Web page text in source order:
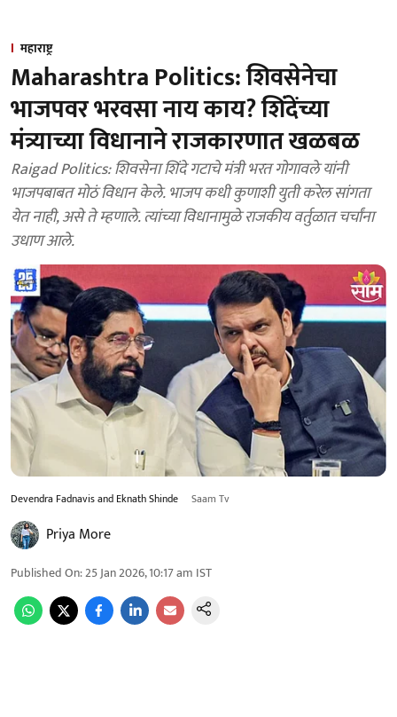
महाराष्ट्र
Maharashtra Politics: शिवसेनेचा
भाजपवर भरवसा नाय काय? शिंदेंच्या
मंत्र्याच्या विधानाने राजकारणात खळबळ
Raigad Politics: शिवसेना शिंदे गटाचे मंत्री भरत गोगावले यांनी
भाजपबाबत मोठं विधान केले. भाजप कधी कुणाशी युती करेल सांगता
येत नाही, असे ते म्हणाले. त्यांच्या विधानामुळे राजकीय वर्तुळात चर्चांना
उधाण आले.
Devendra Fadnavis and Eknath Shinde Saam Tv
Priya More
Published On:25 Jan 2026, 10:17 am IST